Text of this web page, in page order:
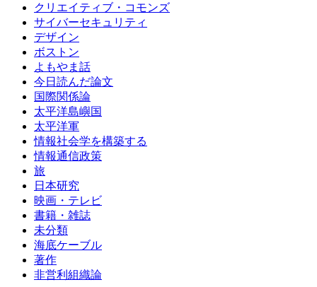
クリエイティブ・コモンズ
サイバーセキュリティ
デザイン
ボストン
よもやま話
今日読んだ論文
国際関係論
太平洋島嶼国
太平洋軍
情報社会学を構築する
情報通信政策
旅
日本研究
映画・テレビ
書籍・雑誌
未分類
海底ケーブル
著作
非営利組織論